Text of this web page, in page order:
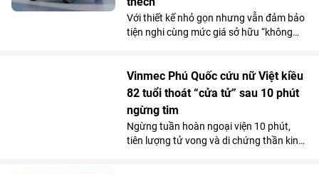
Với thiết kế nhỏ gọn nhưng vẫn đảm bảo
tiện nghi cùng mức giá sở hữu “không
đồng phái đẹp trước ngày mở cổng chính
thức vào 15/7.
Vinmec Phú Quốc cứu nữ Việt kiều
82 tuổi thoát “cửa tử” sau 10 phút
ngừng tim
Ngừng tuần hoàn ngoại viện 10 phút,
tiên lượng tử vong và di chứng thần kinh